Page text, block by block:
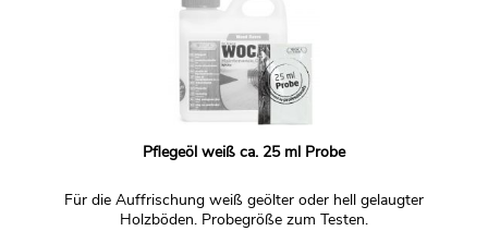
Pflegeöl weiß ca. 25 ml Probe
Für die Auffrischung weiß geölter oder hell gelaugter
Holzböden. Probegröße zum Testen.